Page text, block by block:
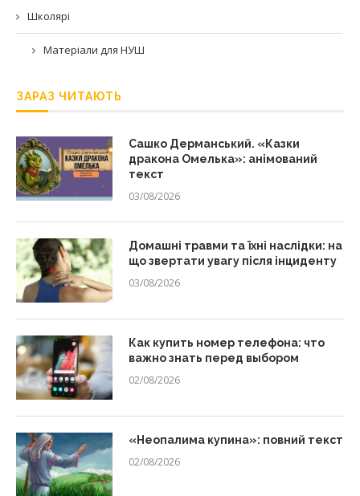
Школярі
Матеріали для НУШ
ЗАРАЗ ЧИТАЮТЬ
Сашко Дерманський. «Казки
дракона Омелька»: анімований
текст
03/08/2026
Домашні травми та їхні наслідки: на
що звертати увагу після інциденту
03/08/2026
Как купить номер телефона: что
важно знать перед выбором
02/08/2026
«Неопалима купина»: повний текст
02/08/2026